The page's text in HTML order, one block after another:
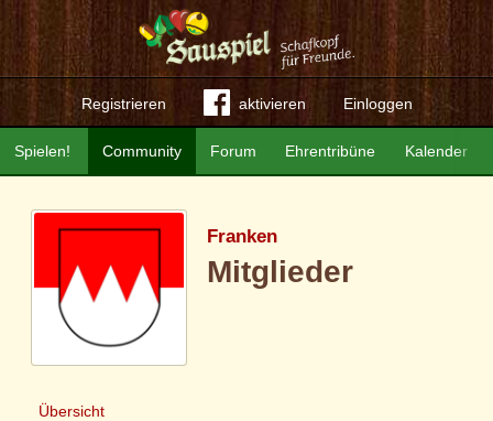
Registrieren aktivieren Einloggen
Community Forum Ehrentribüne Kalender
Spielen!
Franken
Mitglieder
Übersicht